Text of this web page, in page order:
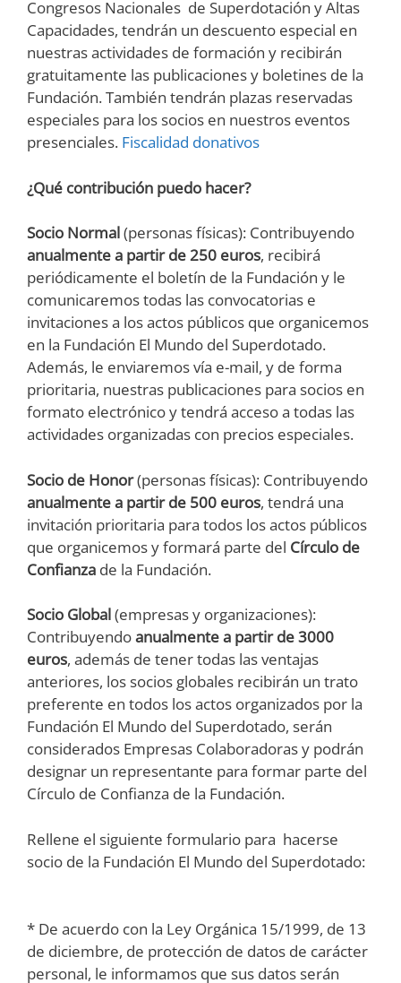
Congresos Nacionales de Superdotación y Altas
Capacidades, tendrán un descuento especial en
nuestras actividades de formación y recibirán
gratuitamente las publicaciones y boletines de la
Fundación. También tendrán plazas reservadas
especiales para los socios en nuestros eventos
presenciales. Fiscalidad donativos
¿Qué contribución puedo hacer?
Socio Normal(personas físicas): Contribuyendo
anualmente a partir de 250 euros, recibirá
periódicamente el boletín de la Fundación y le
comunicaremos todas las convocatorias e
invitaciones a los actos públicos que organicemos
en la Fundación El Mundo del Superdotado.
Además, le enviaremos vía e-mail, y de forma
prioritaria, nuestras publicaciones para socios en
formato electrónico y tendrá acceso a todas las
actividades organizadas con precios especiales.
Socio de Honor(personas físicas): Contribuyendo
anualmente a partir de 500 euros, tendrá una
invitación prioritaria para todos los actos públicos
que organicemos y formará parte del Círculo de
Confianza de la Fundación.
Socio Global(empresas y organizaciones):
Contribuyendoanualmente a partir de 3000
euros, además de tener todas las ventajas
anteriores, los socios globales recibirán un trato
preferente en todos los actos organizados por la
Fundación El Mundo del Superdotado, serán
considerados Empresas Colaboradoras y podrán
designar un representante para formar parte del
Círculo de Confianza de la Fundación.
Rellene el siguiente formulario para hacerse
socio de la Fundación El Mundo del Superdotado:
* De acuerdo con la Ley Orgánica 15/1999, de 13
de diciembre, de protección de datos de carácter
personal, le informamos que sus datos serán